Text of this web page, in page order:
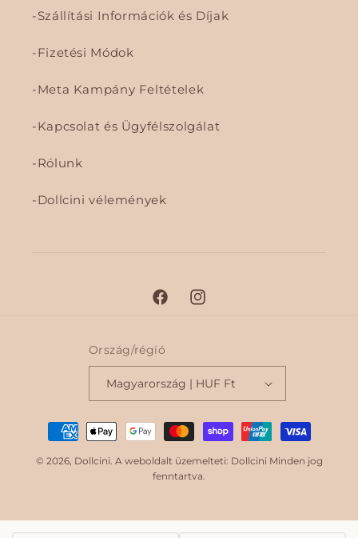
Szállítási Információk és Díjak
Fizetési Módok
Meta Kampány Feltételek
Kapcsolat és Ügyfélszolgálat
Rólunk
Dollcini vélemények
F
c
e
b
o
o
I
t
g
r
a
m
Ország/régió
Magyarország | HUF Ft
F
z
é
© 2026, Dollcini. A weboldalt üzemelteti: Dollcini Minden jog
fenntartva.